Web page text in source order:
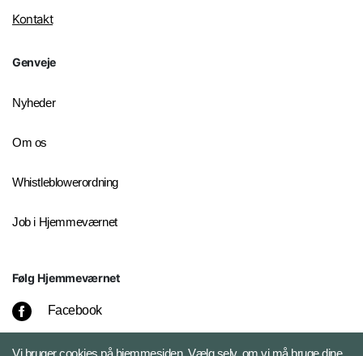
Kontakt
Genveje
Nyheder
Om os
Whistleblowerordning
Job i Hjemmeværnet
Følg Hjemmeværnet
Facebook
Instagram
Vi bruger cookies på hjemmesiden. Vælg selv, om vi må bruge dine